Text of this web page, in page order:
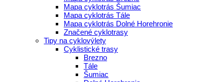
Mapa cyklotrás Šumiac
Mapa cyklotrás Tále
Mapa cyklotrás Dolné Horehronie
Značené cyklotrasy
Tipy na cyklovýlety
Cyklistické trasy
Brezno
Tále
Šumiac